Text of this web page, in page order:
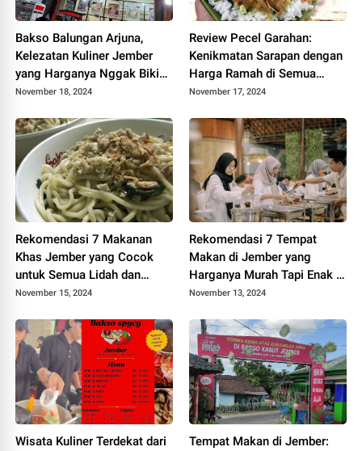
Bakso Balungan Arjuna,
Kelezatan Kuliner Jember
yang Harganya Nggak Bikin
Kantong Kering Meskipun
November 18, 2024
Review Pecel Garahan:
Kenikmatan Sarapan dengan
Harga Ramah di Semua
Kalangan, Rutenya Mudah
November 17, 2024
Rekomendasi 7 Makanan
Khas Jember yang Cocok
untuk Semua Lidah dan
Harganya Ramah
November 15, 2024
Rekomendasi 7 Tempat
Makan di Jember yang
Harganya Murah Tapi Enak di
Lidah Semua Orang
November 13, 2024
Wisata Kuliner Terdekat dari
Tempat Makan di Jember: